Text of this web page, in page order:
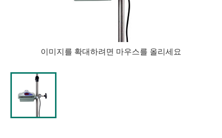
이미지를 확대하려면 마우스를 올리세요